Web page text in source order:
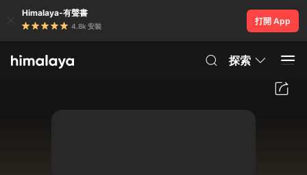
Himalaya-有聲書
4.8k 安裝
打開 App
探索